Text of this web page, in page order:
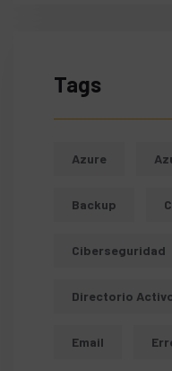
Tags
Azure
Backup
Ciberseguridad
Directorio
Email